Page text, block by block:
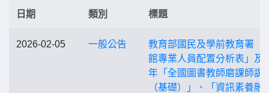
日期 類別 標題
2026-02-05 一般公告
教育部國民及學前教育署「
館專業人員配置分析表」及
年「全國圖書教師磨課師課
（基礎）」、「資訊素養融